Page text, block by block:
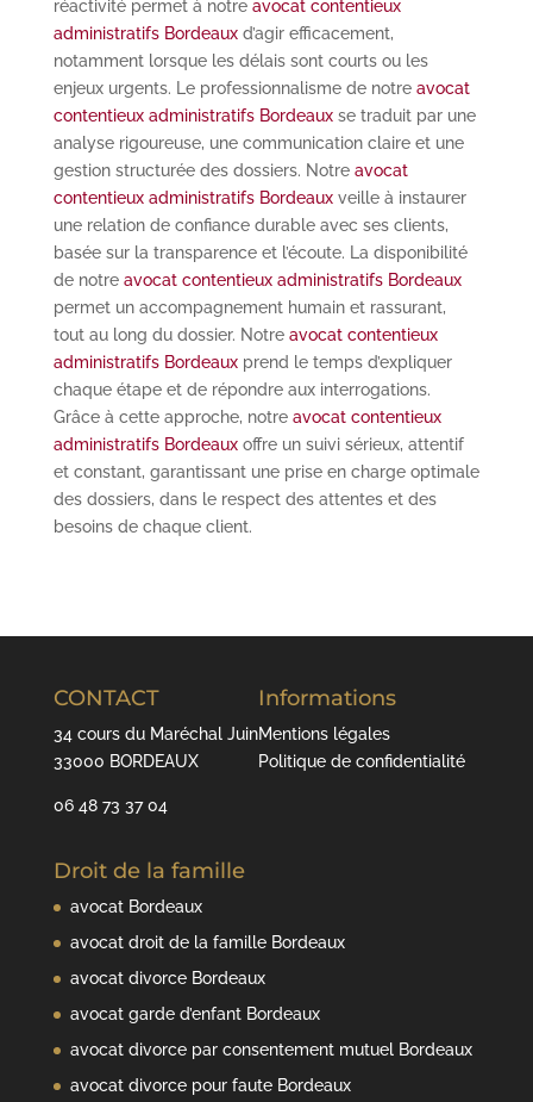
réactivité permet à notre avocat contentieux
administratifs Bordeauxd’agir efficacement,
notamment lorsque les délais sont courts ou les
enjeux urgents. Le professionnalisme de notre avocat
contentieux administratifs Bordeauxse traduit par une
analyse rigoureuse, une communication claire et une
gestion structurée des dossiers. Notre avocat
contentieux administratifs Bordeauxveille à instaurer
une relation de confiance durable avec ses clients,
basée sur la transparence et l’écoute. La disponibilité
de notre avocat contentieux administratifs Bordeaux
permet un accompagnement humain et rassurant,
tout au long du dossier. Notre avocat contentieux
administratifs Bordeauxprend le temps d’expliquer
chaque étape et de répondre aux interrogations.
Grâce à cette approche, notre avocat contentieux
administratifs Bordeauxoffre un suivi sérieux, attentif
et constant, garantissant une prise en charge optimale
des dossiers, dans le respect des attentes et des
besoins de chaque client.
CONTACT
34 cours du Maréchal Juin
33000 BORDEAUX
06 48 73 37 04
Informations
Mentions légales
Politique de confidentialité
Droit de la famille
avocat Bordeaux
avocat droit de la famille Bordeaux
avocat divorce Bordeaux
avocat garde d’enfant Bordeaux
avocat divorce par consentement mutuel Bordeaux
avocat divorce pour faute Bordeaux